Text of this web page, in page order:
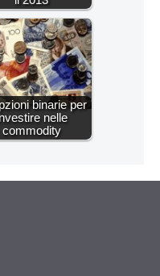
binarie per
nelle
commodity